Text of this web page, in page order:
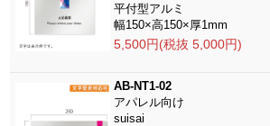
平付型アルミ
幅150×高150×厚1mm
5,500円(税抜 5,000円)
AB-NT1-02
アパレル向け
suisai